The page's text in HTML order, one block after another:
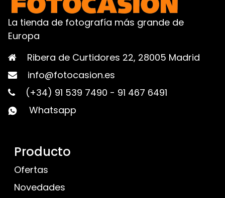
La tienda de fotografía más grande de
Europa
Ribera de Curtidores 22, 28005 Madrid
info@fotocasion.es
(+34) 91 539 7490 - 91 467 6491
Whatsapp
Producto
Ofertas
Novedades